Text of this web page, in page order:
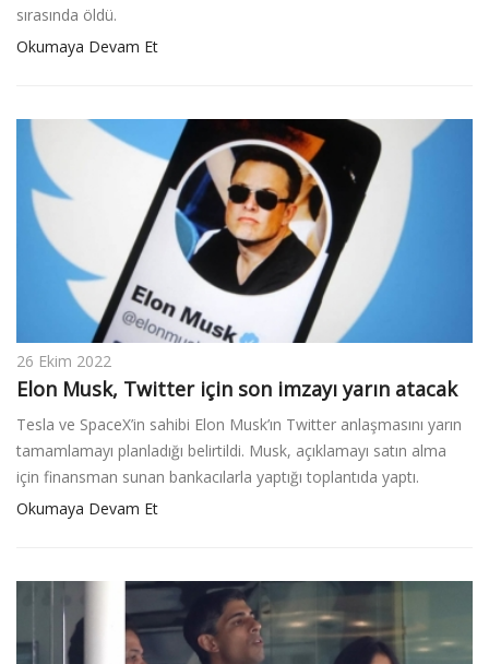
sırasında öldü.
Okumaya Devam Et
26 Ekim 2022
Elon Musk, Twitter için son imzayı yarın atacak
Tesla ve SpaceX’in sahibi Elon Musk’ın Twitter anlaşmasını yarın
tamamlamayı planladığı belirtildi. Musk, açıklamayı satın alma
için finansman sunan bankacılarla yaptığı toplantıda yaptı.
Okumaya Devam Et